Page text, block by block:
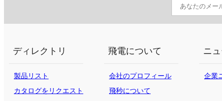
ディレクトリ
製品リスト
カタログをリクエスト
飛電について
会社のプロフィール
飛秒について
ニ
企業